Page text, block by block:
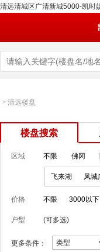
清远清城区广清新城5000-凯时
> 清远楼盘
楼盘搜索
区域 不限 佛冈
飞来湖 凤城
价格 不限 3000以下
户型 (可多选)
更多条件： 类型